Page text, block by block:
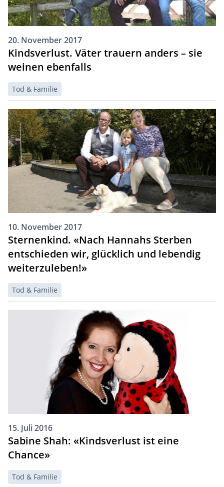
20. November 2017
Kindsverlust. Väter trauern anders – sie
weinen ebenfalls
Tod & Familie
10. November 2017
Sternenkind. «Nach Hannahs Sterben
entschieden wir, glücklich und lebendig
weiterzuleben!»
Tod & Familie
15. Juli 2016
Sabine Shah: «Kindsverlust ist eine
Chance»
Tod & Familie